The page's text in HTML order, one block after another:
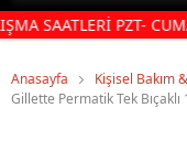
SAATLERİ PZT-
Anasayfa Kişisel Bakım
Gillette Permatik Tek